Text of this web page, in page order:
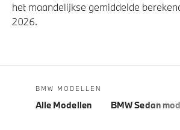
het maandelijkse gemiddelde
2026.
BMW MODELLEN
Alle Modellen BMW Sedan